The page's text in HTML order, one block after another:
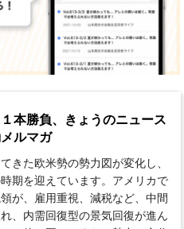
１本勝負、きょうのニュース
ルマガ
きた欧米勢の勢力図が変化し、
期を迎えています。アメリカで
が、雇用重視、減税など、中間
、内需回復型の景気回復が進ん